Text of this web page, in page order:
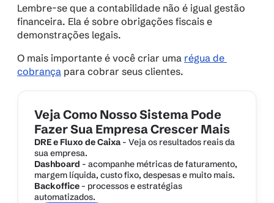
Lembre-se que a contabilidade não é igual gestão
financeira. Ela é sobre obrigações fiscais e
demonstrações legais.
O mais importante é você criar uma régua de
cobrança para cobrar seus clientes.
Veja Como Nosso Sistema Pode
Fazer Sua Empresa Crescer Mais
DRE e Fluxo de Caixa - Veja os resultados reais da
sua empresa.
Dashboard - acompanhe métricas de faturamento,
margem líquida, custo fixo, despesas e muito mais.
Backoffice - processos e estratégias
automatizados.